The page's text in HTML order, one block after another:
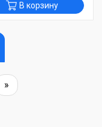
В корзину
»